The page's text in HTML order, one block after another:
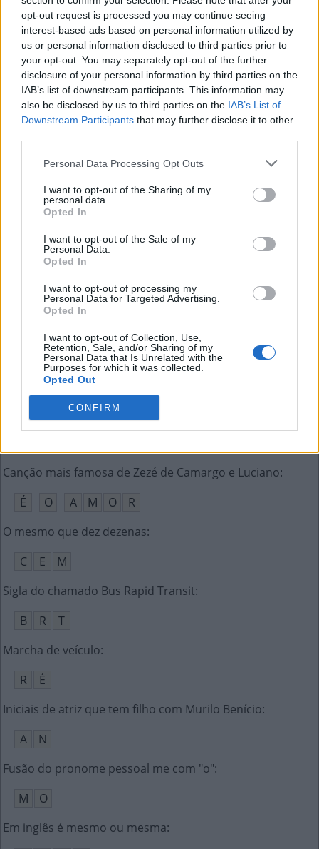
opt-out request is processed you may continue seeing
interest-based ads based on personal information utilized by
us or personal information disclosed to third parties prior to
your opt-out. You may separately opt-out of the further
disclosure of your personal information by third parties on the
IAB’s list of downstream participants. This information may
also be disclosed by us to third parties on the IAB’s List of
Downstream Participants that may further disclose it to other
Personal Data Processing Opt Outs
I want to opt-out of the Sharing of my
personal data.
Opted In
I want to opt-out of the Sale of my
Personal Data.
Opted In
I want to opt-out of processing my
Personal Data for Targeted Advertising.
Opted In
I want to opt-out of Collection, Use,
Retention, Sale, and/or Sharing of my
Personal Data that Is Unrelated with the
Purposes for which it was collected.
Opted Out
CONFIRM
C
Á R I
E
Empresa austríaca de óculos de sol esportivos:
C
A R R E R
A
Outra palavra para adiciona:
T
É
Sigla do país sede da Ferrero Rocher
T
__ da Liberdade, filme de Alan Parker de 1984
Sigla da Organização dos Estados Americanos
E
A
Quadro do Programa do Jô, No Fundo da __
Canção mais famosa de Zezé de Camargo e Luciano:
É
O A M O
R
O mesmo que dez dezenas:
C
E
M
Sigla do chamado Bus Rapid Transit:
B
R
T
Marcha de veículo:
R
É
Iniciais de atriz que tem filho com Murilo Benício:
A
N
Fusão do pronome pessoal me com "o":
M
O
Em inglês é mesmo ou mesma: